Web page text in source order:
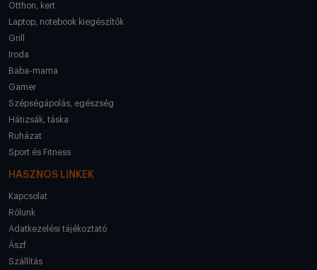
Otthon, kert
Laptop, notebook kiegészítők
Grill
Iroda
Baba-mama
Gamer
Szépségápolás, egészség
Hátizsák, táska
Ruházat
Sport és Fitness
HASZNOS LINKEK
Kapcsolat
Rólunk
Adatkezelési tájékoztató
Ászf
Szállítás